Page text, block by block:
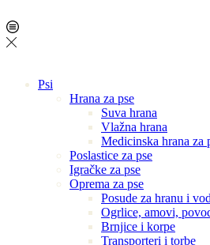
Psi
Hrana za pse
Suva hrana
Vlažna hrana
Medicinska hrana za
Poslastice za pse
Igračke za pse
Oprema za pse
Posude za hranu i
Ogrlice, amovi,
Brnjice i korpe
Transporteri i torbe